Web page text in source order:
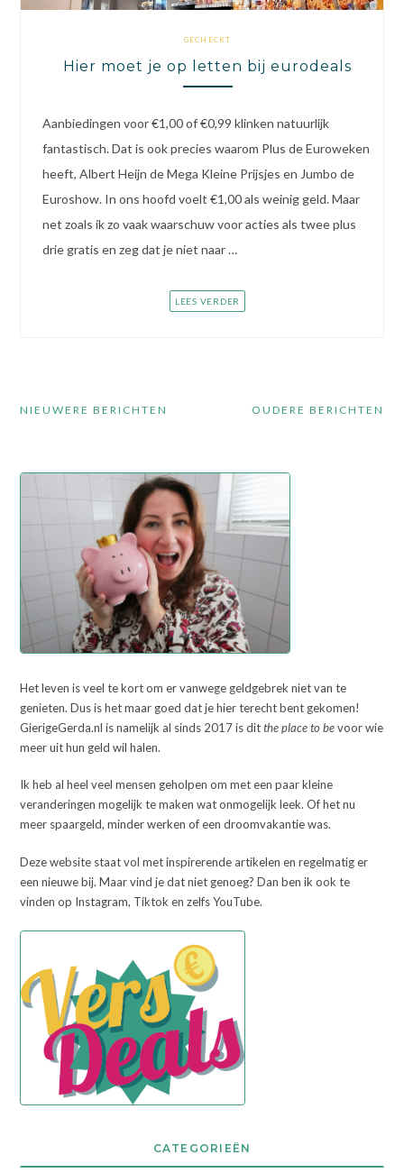
GECHECKT
Hier moet je op letten bij eurodeals
Aanbiedingen voor €1,00 of €0,99 klinken natuurlijk
fantastisch. Dat is ook precies waarom Plus de Euroweken
heeft, Albert Heijn de Mega Kleine Prijsjes en Jumbo de
Euroshow. In ons hoofd voelt €1,00 als weinig geld. Maar
net zoals ik zo vaak waarschuw voor acties als twee plus
drie gratis en zeg dat je niet naar …
LEES VERDER
OUDERE BERICHTEN
NIEUWERE BERICHTEN
Het leven is veel te kort om er vanwege geldgebrek niet van te
genieten. Dus is het maar goed dat je hier terecht bent gekomen!
GierigeGerda.nl is namelijk al sinds 2017 is ditthe place to bevoor wie
meer uit hun geld wil halen.
Ik heb al heel veel mensen geholpen om met een paar kleine
veranderingen mogelijk te maken wat onmogelijk leek. Of het nu
meer spaargeld, minder werken of een droomvakantie was.
Deze website staat vol met inspirerende artikelen en regelmatig er
een nieuwe bij. Maar vind je dat niet genoeg? Dan ben ik ook te
vinden op Instagram, Tiktok en zelfs YouTube.
CATEGORIEËN